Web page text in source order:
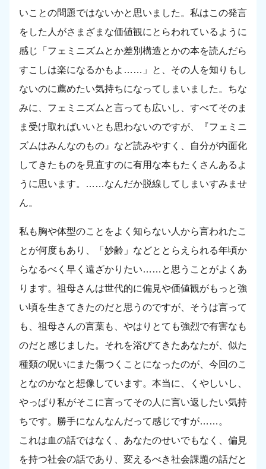
いことの問題ではないかと思いました。私はこの発言
をした人がさまざまな価値観にとらわれているように
感じ「フェミニズムとか差別構造とかの本を読んだら
すこしは楽になるかもよ……」と、その人を知りもし
ないのに薦めたい気持ちになってしまいました。ちな
みに、フェミニズムと言っても広いし、すべてそのま
ま受け取ればいいとも思わないのですが、『フェミニ
ズムはみんなのもの』など読みやすく、自分が内面化
してきたものを見直すのに有用な本もたくさんあるよ
うに思います。……なんだか脱線してしまいすみませ
ん。
私も胸や体型のことをよく知らない人から言われたこ
とが何度もあり、「妙齢」などととらえられる年頃か
らなるべく早く遠ざかりたい……と思うことがよくあ
ります。祖母さんは世代的に偏見や価値観がもっと強
い頃を生きてきたのだと思うのですが、そうは言って
も、祖母さんの言葉も、やはりとても強烈で有害なも
のだと感じました。それを浴びてきたあなたが、似た
種類の呪いにまた傷つくことになったのが、今回のこ
となのかなと想像しています。本当に、くやしいし、
やっぱり私がそこに言ってその人に言い返したい気持
ちです。勝手になんなんだって感じですが……。
これは血の話ではなく、あなたのせいでもなく、偏見
を持つ社会の話であり、変えるべき社会課題の話だと